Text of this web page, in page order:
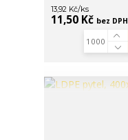
13,92 Kč/ks
11,50 Kč bez DPH